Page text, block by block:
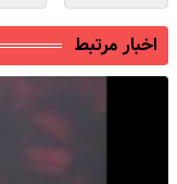
اخبار مرتبط